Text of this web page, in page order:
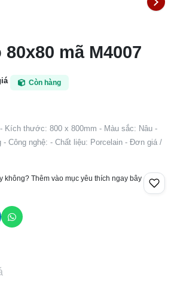
mã M4007
Còn hàng
Kích thước: 800 x 800mm - Màu sắc: Nâu -
- Công nghệ: - Chất liệu: Porcelain - Đơn giá /
không? Thêm vào mục yêu thích ngay bây